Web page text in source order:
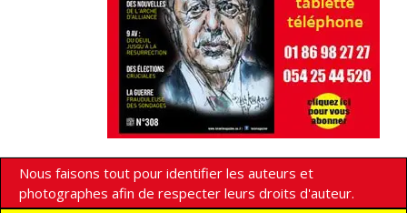
Nous faisons tout pour identifier les auteurs et
photographes afin de respecter leurs droits d'auteur.